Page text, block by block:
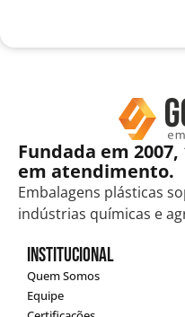
Fundada em
em atendimento.
Embalagens plásticas
indústrias químicas e
Institucional
Quem Somos
Equipe